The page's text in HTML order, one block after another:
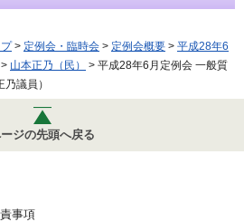
> 定例会・臨時会 > 定例会概要 > 平成28年6
> 山本正乃（民）
> 平成28年6月定例会 一般質
議員）
ジの先頭へ戻る
事項